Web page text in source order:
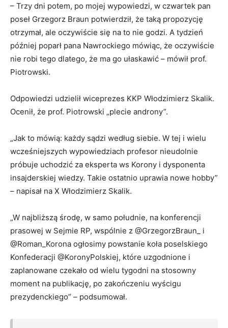
– Trzy dni potem, po mojej wypowiedzi, w czwartek pan
poseł Grzegorz Braun potwierdził, że taką propozycję
otrzymał, ale oczywiście się na to nie godzi. A tydzień
później poparł pana Nawrockiego mówiąc, że oczywiście
nie robi tego dlatego, że ma go ułaskawić – mówił prof.
Piotrowski.
Odpowiedzi udzielił wiceprezes KKP Włodzimierz Skalik.
Ocenił, że prof. Piotrowski „plecie androny”.
„Jak to mówią: każdy sądzi według siebie. W tej i wielu
wcześniejszych wypowiedziach profesor nieudolnie
próbuje uchodzić za eksperta ws Korony i dysponenta
insajderskiej wiedzy. Takie ostatnio uprawia nowe hobby”
– napisał na X Włodzimierz Skalik.
„W najbliższą środę, w samo południe, na konferencji
prasowej w Sejmie RP, wspólnie z @GrzegorzBraun_ i
@Roman_Korona ogłosimy powstanie koła poselskiego
Konfederacji @KoronyPolskiej, które uzgodnione i
zaplanowane czekało od wielu tygodni na stosowny
moment na publikację, po zakończeniu wyścigu
prezydenckiego” – podsumował.